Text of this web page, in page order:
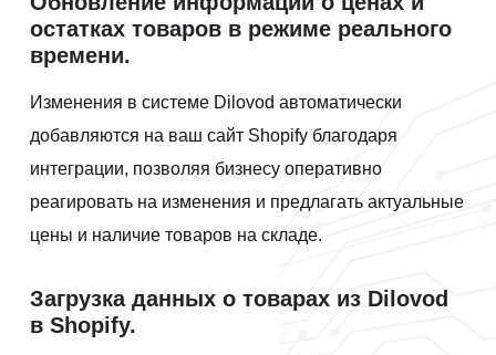
остатках товаров в режиме реального
времени.
Изменения в системе Dilovod автоматически
добавляются на ваш сайт Shopify благодаря
интеграции, позволяя бизнесу оперативно
реагировать на изменения и предлагать актуальные
цены и наличие товаров на складе.
Загрузка данных о товарах из Dilovod
в Shopify.